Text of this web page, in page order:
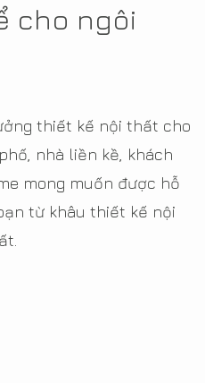
cho ngôi
thiết kế nội thất cho
nhà liền kề, khách
mong muốn được hỗ
từ khâu thiết kế nội